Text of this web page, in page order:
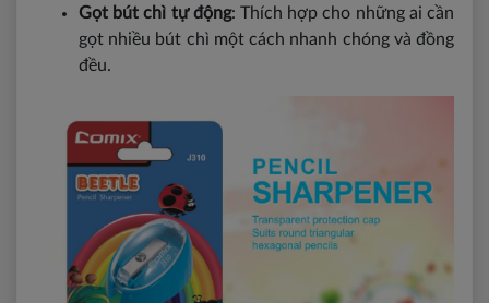
Gọt bút chì tự động: Thích hợp cho những ai cần
gọt nhiều bút chì một cách nhanh chóng và đồng
đều.